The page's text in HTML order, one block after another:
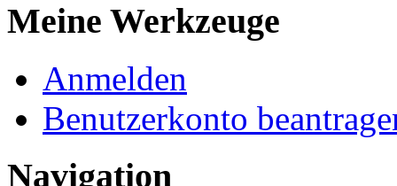
Meine Werkzeuge
Anmelden
Benutzerkonto
Navigation